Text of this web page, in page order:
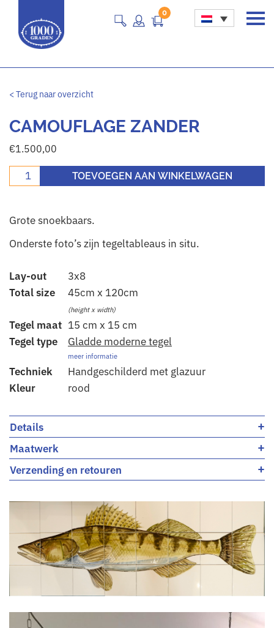
Main Navigation
0
< Terug naar overzicht
CAMOUFLAGE ZANDER
€1.500,00
Camouflage zander aantalTOEVOEGEN AAN WINKELWAGEN
Grote snoekbaars.
Onderste foto’s zijn tegeltableaus in situ.
Lay-out
3x8
Total size
45cm x 120cm
(height x width)
Tegel maat 15 cm x 15 cm
Tegel type
Gladde moderne tegel
meer informatie
Techniek
Handgeschilderd met glazuur
Kleur
rood
Details +
Maatwerk +
Verzending en retouren +